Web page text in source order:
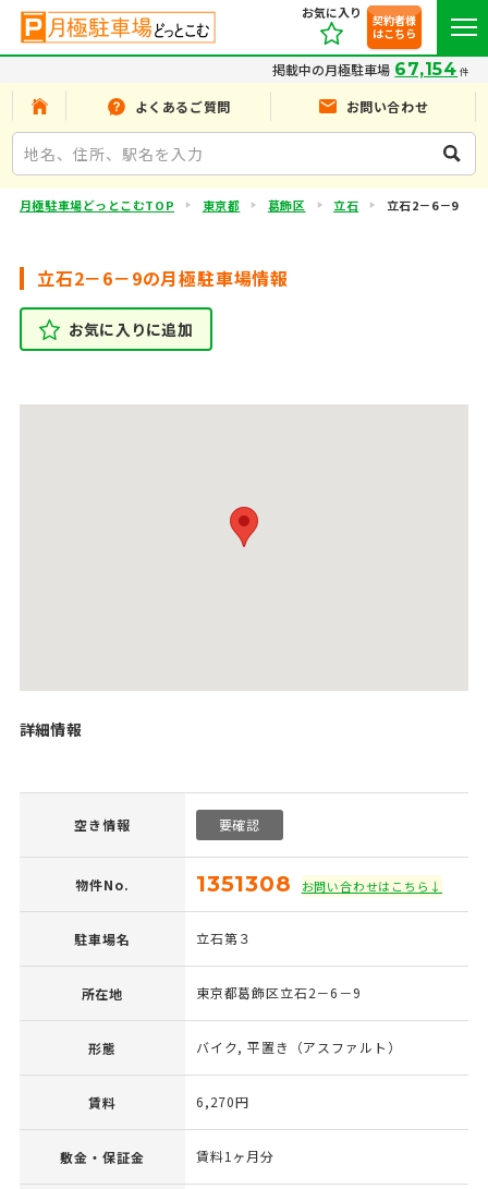
お気に入り
契約者様
はこちら
掲載中の月極駐車場 67,154 件
よくあるご質問 お問い合わせ
月極駐車場どっとこむTOP 東京都 葛飾区 立石 立石2－6－9
立石2－6－9の月極駐車場情報
お気に入りに追加
詳細情報
空き情報 要確認
物件No. 1351308 お問い合わせはこちら↓
駐車場名 立石第３
所在地 東京都葛飾区立石2－6－9
形態 バイク, 平置き（アスファルト）
賃料 6,270円
敷金・保証金 賃料1ヶ月分